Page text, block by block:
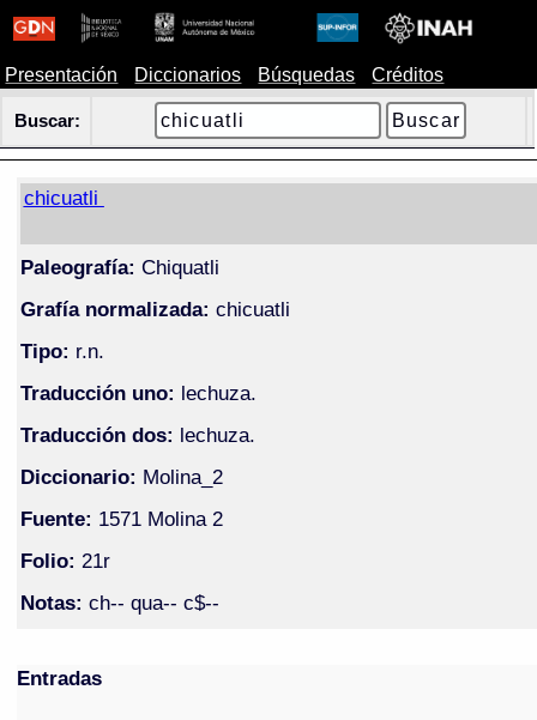
Presentación Diccionarios Búsquedas Créditos
Buscar:
chicuatli
Paleografía: Chiquatli
Grafía normalizada: chicuatli
Tipo: r.n.
Traducción uno: lechuza.
Traducción dos: lechuza.
Diccionario: Molina_2
Fuente: 1571 Molina 2
Folio: 21r
Notas: ch-- qua-- c$--
Entradas